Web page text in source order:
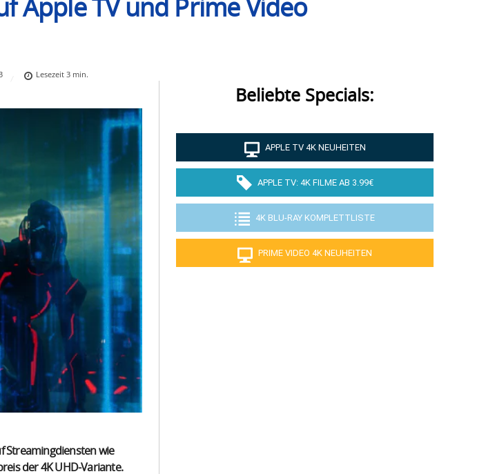
Apple TV und Prime Video
Lesezeit3 min.
Streamingdiensten wie
der 4K UHD-Variante.
Beliebte Specials:
APPLE TV 4K NEUHEITEN
APPLE TV: 4K FILME AB 3.99€
4K BLU-RAY KOMPLETTLISTE
PRIME VIDEO 4K NEUHEITEN